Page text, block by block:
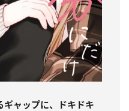
ャップに、ドキドキ